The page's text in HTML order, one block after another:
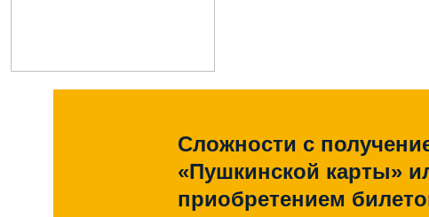
Сложности с
«Пушкинской карты»
приобретением